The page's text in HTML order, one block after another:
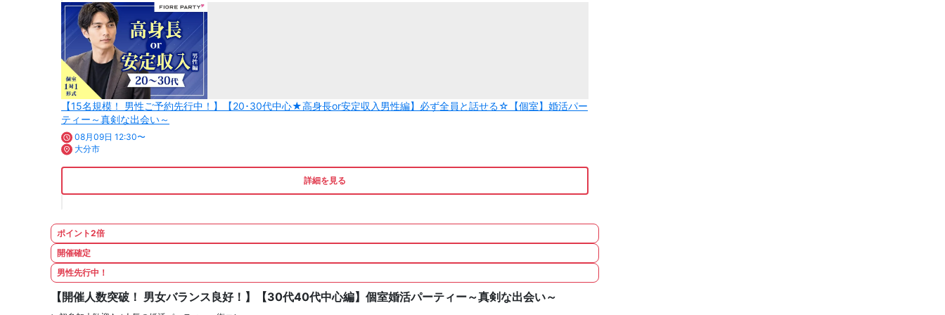
【15名規模！ 男性ご予約先行中！】【20･30代中心★高身長or安定収入男性編】必ず全員と話せる☆【個室】婚活パー
ティー～真剣な出会い～
08月09日 12:30〜
大分市
詳細を見る
ポイント2倍
開催確定
男性先行中！
【開催人数突破！ 男女バランス良好！】【30代40代中心編】個室婚活パーティー～真剣な出会い～